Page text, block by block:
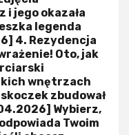
i jego okazała
legenda
4. Rezydencja
Oto, jak
wnętrzach
skoczek zbudował
Wybierz,
Twoim